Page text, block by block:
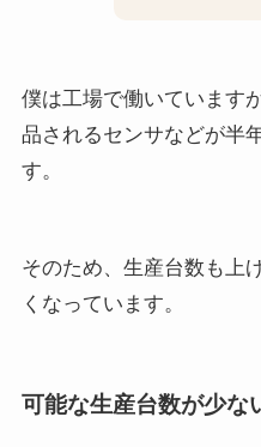
僕は工場で働いています
品されるセンサなどが半
す。
そのため、生産台数も上
くなっています。
可能な生産台数が少な